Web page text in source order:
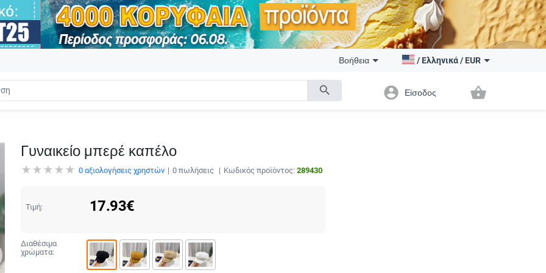
search
Βοήθεια / Ελληνικά/ EUR
account_circle Είσοδος shopping_basket
Γυναικείο μπερέ καπέλο
0αξιολογήσεις χρηστών 0πωλήσεις Κωδικός προϊόντος: 289430
Τιμή: 17.93€
Διαθέσιμα
χρώματα: